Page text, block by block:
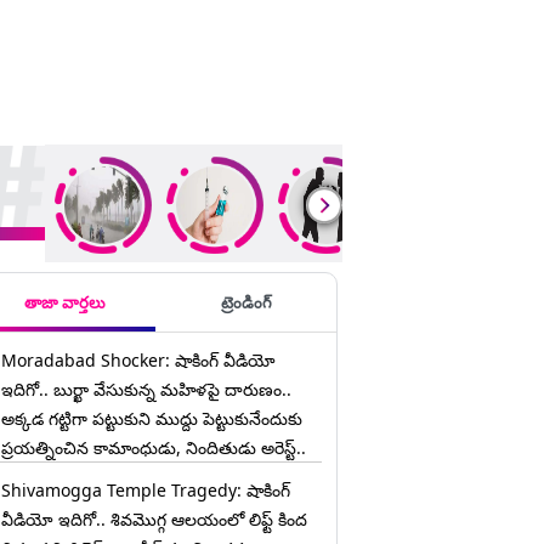
తాజా వార్తలు ట్రెండింగ్
Moradabad Shocker: షాకింగ్ వీడియో
ఇదిగో.. బుర్ఖా వేసుకున్న మహిళపై దారుణం..
అక్కడ గట్టిగా పట్టుకుని ముద్దు పెట్టుకునేందుకు
ప్రయత్నించిన కామాంధుడు, నిందితుడు అరెస్ట్..
Shivamogga Temple Tragedy: షాకింగ్
వీడియో ఇదిగో.. శివమొగ్గ ఆలయంలో లిఫ్ట్ కింద